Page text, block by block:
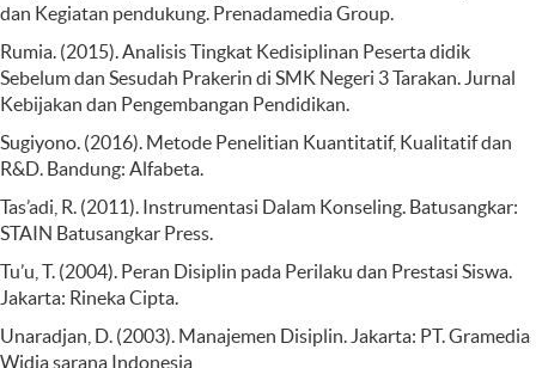
dan Kegiatan pendukung. Prenadamedia Group.
Rumia. (2015). Analisis Tingkat Kedisiplinan Peserta didik
Sebelum dan Sesudah Prakerin di SMK Negeri 3 Tarakan. Jurnal
Kebijakan dan Pengembangan Pendidikan.
Sugiyono. (2016). Metode Penelitian Kuantitatif, Kualitatif dan
R&D. Bandung: Alfabeta.
Tas’adi, R. (2011). Instrumentasi Dalam Konseling. Batusangkar:
STAIN Batusangkar Press.
Tu’u, T. (2004). Peran Disiplin pada Perilaku dan Prestasi Siswa.
Jakarta: Rineka Cipta.
Unaradjan, D. (2003). Manajemen Disiplin. Jakarta: PT. Gramedia
Widia sarana Indonesia